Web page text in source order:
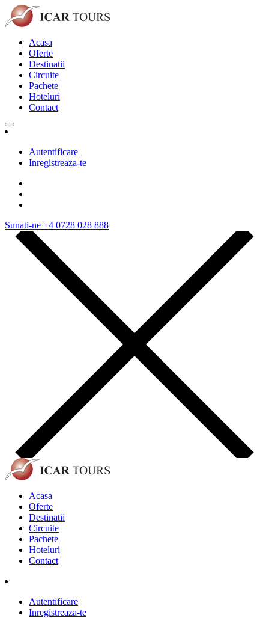
Acasa
Oferte
Destinatii
Circuite
Pachete
Hoteluri
Contact
Autentificare
Inregistreaza-te
Sunati-ne +4 0728 028 888
Acasa
Oferte
Destinatii
Circuite
Pachete
Hoteluri
Contact
Autentificare
Inregistreaza-te